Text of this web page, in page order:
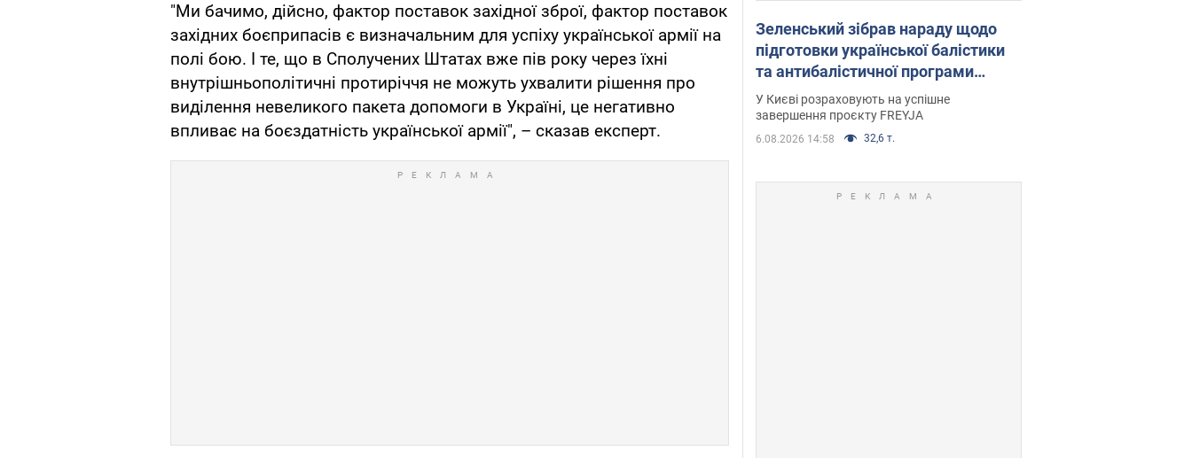
"Ми бачимо, дійсно, фактор поставок західної зброї, фактор поставок
західних боєприпасів є визначальним для успіху української армії на
полі бою. І те, що в Сполучених Штатах вже пів року через їхні
внутрішньополітичні протиріччя не можуть ухвалити рішення про
виділення невеликого пакета допомоги в Україні, це негативно
впливає на боєздатність української армії", – сказав експерт.
Зеленський зібрав нараду щодо
підготовки української балістики
та антибалістичної програми
FREYJA: які рішення готуються
У Києві розраховують на успішне
завершення проєкту FREYJA
6.08.2026 14:58 32,6 т.